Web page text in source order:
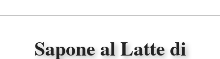
Sapone al Latte di